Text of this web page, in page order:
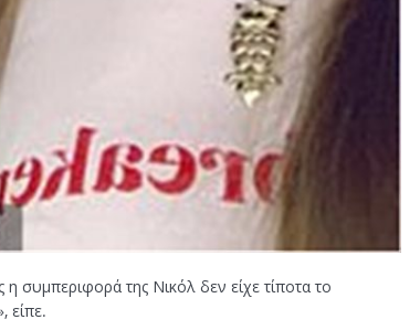
συμπεριφορά της Νικόλ δεν είχε τίποτα το
είπε.